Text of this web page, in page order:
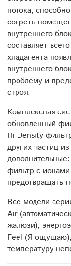
потока,
согреть
внутреннего
составляет
хладагента
внутреннего
проблему и
строя.
Комплексная
обновленный
Hi Density
других частиц
фильтр с ионами
предотвращать
Все модели
Air
жалюзи),
Feel (Я ощущаю),
температуру